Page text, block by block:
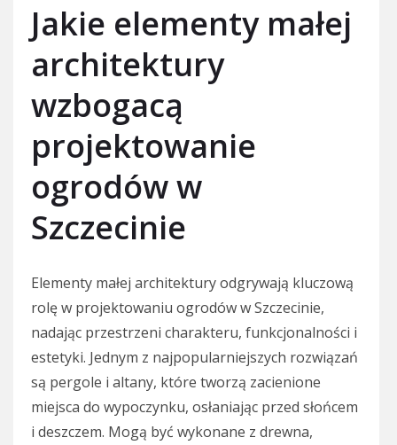
Jakie elementy małej
architektury
wzbogacą
projektowanie
ogrodów w
Szczecinie
Elementy małej architektury odgrywają kluczową
rolę w projektowaniu ogrodów w Szczecinie,
nadając przestrzeni charakteru, funkcjonalności i
estetyki. Jednym z najpopularniejszych rozwiązań
są pergole i altany, które tworzą zacienione
miejsca do wypoczynku, osłaniając przed słońcem
i deszczem. Mogą być wykonane z drewna,